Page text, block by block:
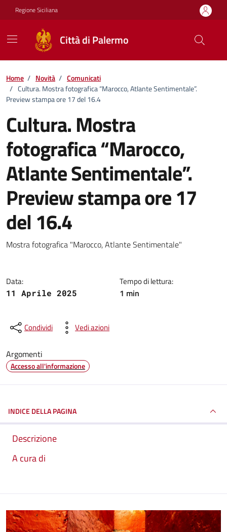
Vai ai contenuti
Vai al footer
Regione Siciliana
Città di Palermo
Home / Novità / Comunicati
/ Cultura. Mostra fotografica “Marocco, Atlante Sentimentale”.
Preview stampa ore 17 del 16.4
Cultura. Mostra
fotografica “Marocco,
Atlante Sentimentale”.
Preview stampa ore 17
del 16.4
Dettagli della notizia
Mostra fotografica "Marocco, Atlante Sentimentale"
Data:
11 Aprile 2025
Tempo di lettura:
1 min
Condividi Vedi azioni
Argomenti
Accesso all'informazione
INDICE DELLA PAGINA
Descrizione
A cura di